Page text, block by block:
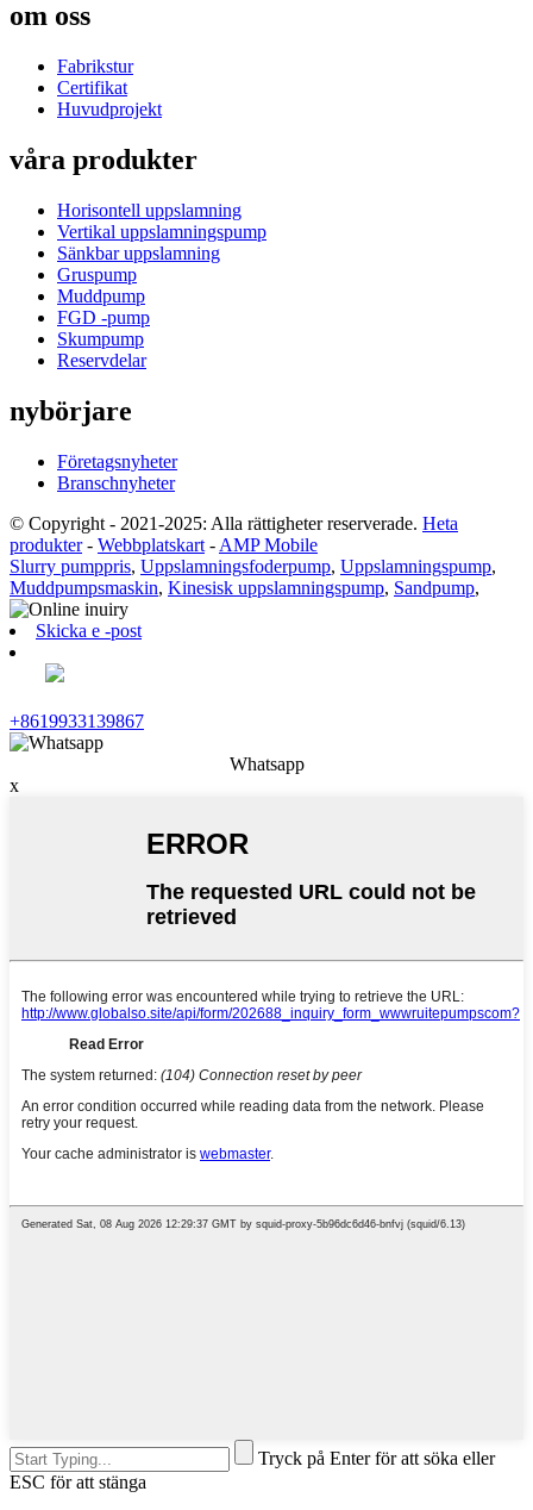
om oss
Fabrikstur
Certifikat
Huvudprojekt
våra produkter
Horisontell uppslamning
Vertikal uppslamningspump
Sänkbar uppslamning
Gruspump
Muddpump
FGD -pump
Skumpump
Reservdelar
nybörjare
Företagsnyheter
Branschnyheter
© Copyright - 2021-2025: Alla rättigheter reserverade. Heta
produkter- Webbplatskart - AMP Mobile
Slurry pumppris, Uppslamningsfoderpump, Uppslamningspump,
Muddpumpsmaskin, Kinesisk uppslamningspump, Sandpump,
Skicka e -post
+8619933139867
Whatsapp
x
Tryck på Enter för att söka eller
ESC för att stänga